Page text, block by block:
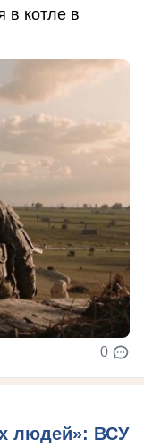
в котле в
0
людей»: ВСУ